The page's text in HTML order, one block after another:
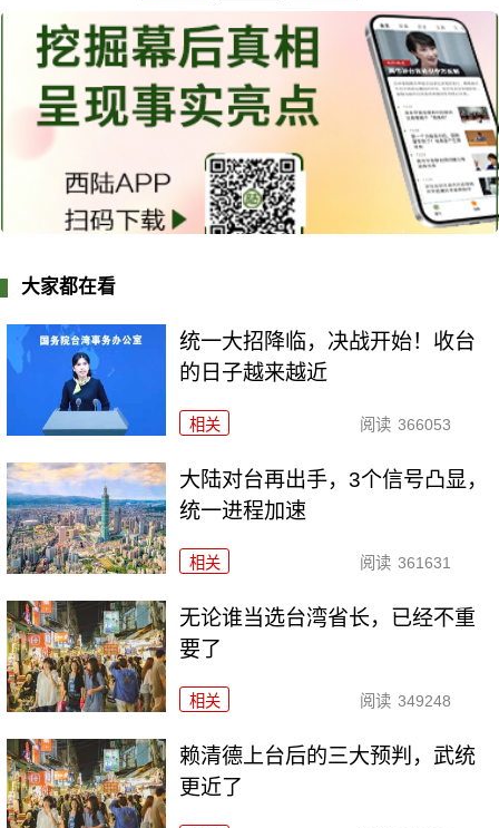
大家都在看
统一大招降临，决战开始！收台
的日子越来越近
相关 阅读 366053
大陆对台再出手，3个信号凸显，
统一进程加速
相关 阅读 361631
无论谁当选台湾省长，已经不重
要了
相关 阅读 349248
赖清德上台后的三大预判，武统
更近了